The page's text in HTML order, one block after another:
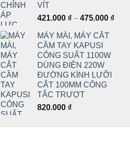
VÍT
421.000 ₫ – 475.000 ₫
MÁY MÀI, MÁY CẮT
CẦM TAY KAPUSI
CÔNG SUẤT 1100W
DÙNG ĐIỆN 220W
ĐƯỜNG KÍNH LƯỠI
CẮT 100MM CÔNG
TẮC TRƯỢT
820.000 ₫